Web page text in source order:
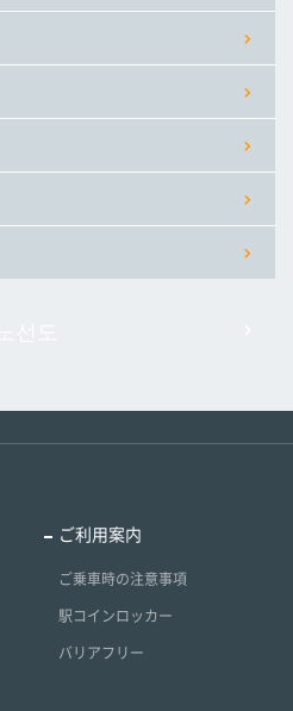
코우라니시
코우라니시
ご利用案内
ご乗車時の注意事項
駅コインロッカー
バリアフリー